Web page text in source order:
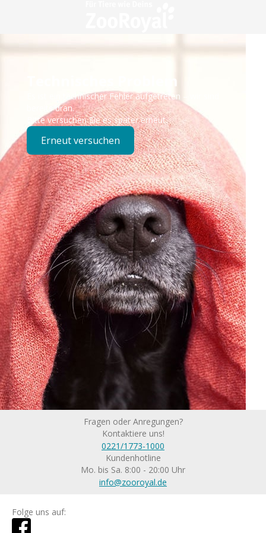
Technisches Problem
Es ist ein technischer Fehler aufgetreten – wir sind
bereits dran.
Bitte versuchen Sie es später erneut.
Erneut versuchen
Fragen oder Anregungen?
Kontaktiere uns!
0221/1773-1000
Kundenhotline
Mo. bis Sa. 8:00 - 20:00 Uhr
info@zooroyal.de
Folge uns auf: